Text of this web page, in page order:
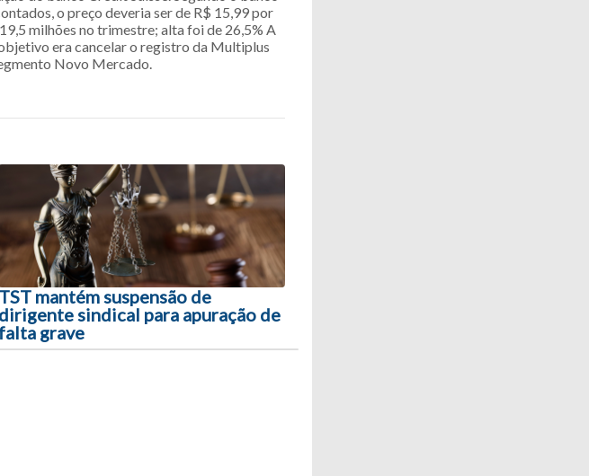
o preço deveria ser de R$ 15,99 por
milhões no trimestre; alta foi de 26,5% A
era cancelar o registro da Multiplus
Novo Mercado.
TST mantém suspensão de
dirigente sindical para apuração de
falta grave